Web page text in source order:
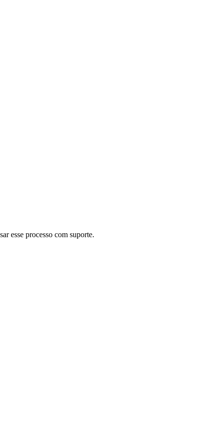
esse processo com suporte.